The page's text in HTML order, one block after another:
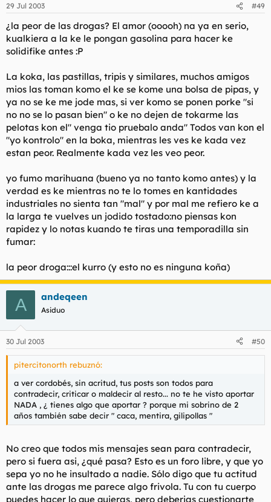
29 Jul 2003 #49
¿la peor de las drogas? El amor (ooooh) na ya en serio,
kualkiera a la ke le pongan gasolina para hacer ke
solidifike antes :P
La koka, las pastillas, tripis y similares, muchos amigos
mios las toman komo el ke se kome una bolsa de pipas, y
ya no se ke me jode mas, si ver komo se ponen porke "si
no no se lo pasan bien" o ke no dejen de tokarme las
pelotas kon el" venga tio pruebalo anda" Todos van kon el
"yo kontrolo" en la boka, mientras les ves ke kada vez
estan peor. Realmente kada vez les veo peor.
yo fumo marihuana (bueno ya no tanto komo antes) y la
verdad es ke mientras no te lo tomes en kantidades
industriales no sienta tan "mal" y por mal me refiero ke a
la larga te vuelves un jodido tostado:no piensas kon
rapidez y lo notas kuando te tiras una temporadilla sin
fumar:
la peor droga:::el kurro (y esto no es ninguna koña)
A andeqeen
Asiduo
30 Jul 2003 #50
pitercitonorth rebuznó:
a ver cordobés, sin acritud, tus posts son todos para
contradecir, criticar o maldecir al resto... no te he visto aportar
NADA , ¿ tienes algo que aportar ? porque mi sobrino de 2
años también sabe decir " caca, mentira, gilipollas "
No creo que todos mis mensajes sean para contradecir,
pero si fuera asi, ¿qué pasa? Esto es un foro libre, y que yo
sepa yo no he insultado a nadie. Sólo digo que tu actitud
ante las drogas me parece algo frivola. Tu con tu cuerpo
puedes hacer lo que quieras, pero deberias cuestionarte